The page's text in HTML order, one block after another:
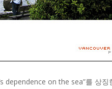
dependence on the sea”를 상